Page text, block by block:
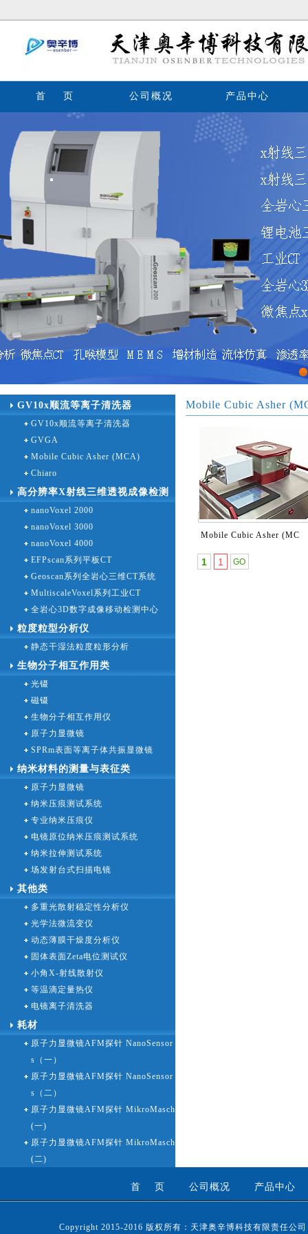
首 页 公司概况 产品中心
1
GV10x顺流等离子清洗器
GV10x顺流等离子清洗器
GVGA
Mobile Cubic Asher (MCA)
Chiaro
高分辨率X射线三维透视成像检测
设备nanoVoxel 2000
nanoVoxel 3000
nanoVoxel 4000
EFPscan系列平板CT
Geoscan系列全岩心三维CT系统
MultiscaleVoxel系列工业CT
全岩心3D数字成像移动检测中心
粒度粒型分析仪
静态干湿法粒度粒形分析
生物分子相互作用类
光镊
磁镊
生物分子相互作用仪
原子力显微镜
SPRm表面等离子体共振显微镜
纳米材料的测量与表征类
原子力显微镜
纳米压痕测试系统
专业纳米压痕仪
电镜原位纳米压痕测试系统
纳米拉伸测试系统
场发射台式扫描电镜
其他类
多重光散射稳定性分析仪
光学法微流变仪
动态薄膜干燥度分析仪
固体表面Zeta电位测试仪
小角X-射线散射仪
等温滴定量热仪
电镜离子清洗器
耗材
原子力显微镜AFM探针 NanoSensor
s（一）
原子力显微镜AFM探针 NanoSensor
s（二）
原子力显微镜AFM探针 MikroMasch
(一)
原子力显微镜AFM探针 MikroMasch
(二)
Mobile Cubic Asher
Mobile Cubic Asher (MC
1 1
首 页 公司概况 产品中心
Copyright 2015-2016 版权所有：天津奥辛博科技有限责任公